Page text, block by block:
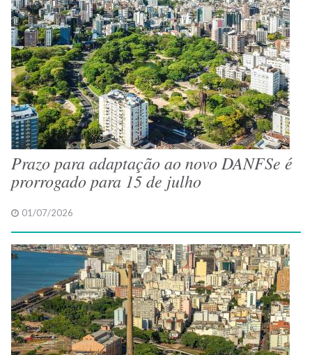
Prazo para adaptação ao novo DANFSe é
prorrogado para 15 de julho
01/07/2026